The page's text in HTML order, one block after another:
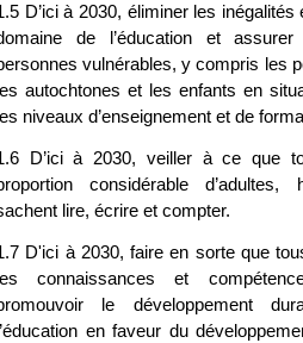
D’ici à 2030, éliminer les
de l’éducation et assurer
vulnérables, y compris les
autochtones et les enfants en
niveaux d’enseignement et de
D’ici à 2030, veiller à ce que
considérable
lire, écrire et compter.
D'ici à 2030, faire en sorte que
connaissances et
le développement
en faveur du